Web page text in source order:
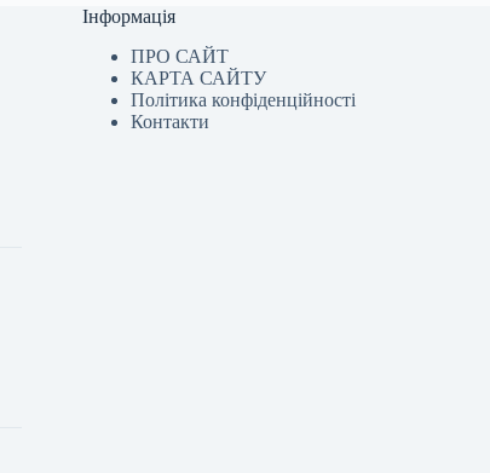
Інформація
ПРО САЙТ
КАРТА САЙТУ
Політика конфіденційності
Контакти